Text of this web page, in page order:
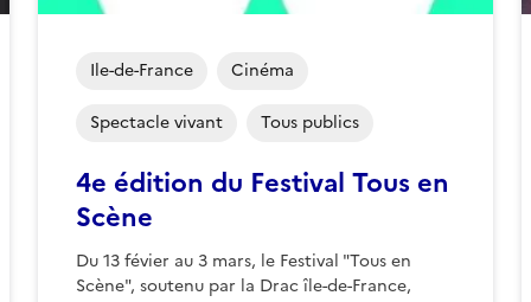
4e édition du Festival Tous en
Scène
Du 13 févier au 3 mars, le Festival "Tous en
Scène", soutenu par la Drac île-de-France,
Ile-de-France Cinéma
Spectacle vivant Tous publics